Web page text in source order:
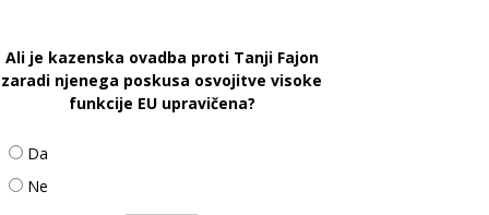
Ali je kazenska ovadba proti Tanji Fajon
zaradi njenega poskusa osvojitve visoke
funkcije EU upravičena?
Da
Ne